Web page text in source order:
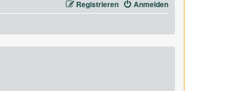
Anmelden
Registrieren